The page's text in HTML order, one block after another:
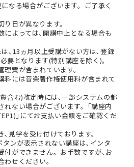
なる場合がございます。ご了承く
日が異なります。
によっては､開講中止となる場合も
､13ヵ月以上受講がない方は､登録
要となります(特別講座を除く)。
理費が含まれています。
料には音楽著作権使用料が含まれて
含む)改定時には､一部システムの都
れない場合がございます。｢講座内
｣にてお支払い金額をご確認くだ
､見学を受け付けております。
ンが表示されない講座は､インタ
付ができません。お手数ですが､お
せください。